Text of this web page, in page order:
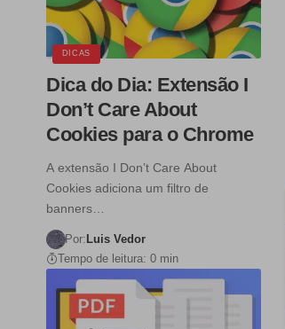
DICAS
Dica do Dia: Extensão I
Don’t Care About
Cookies para o Chrome
A extensão I Don’t Care About
Cookies adiciona um filtro de
banners…
Por:Luis Vedor
Tempo de leitura: 0 min